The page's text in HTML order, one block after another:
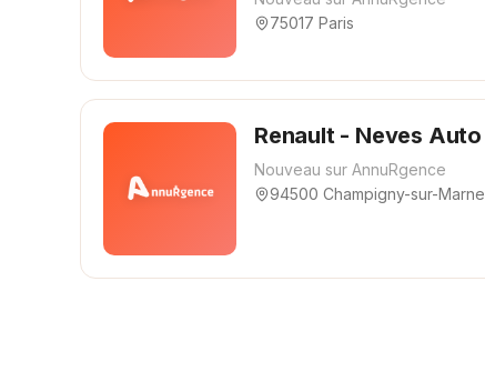
75017 Paris
Renault - Neves Auto
Nouveau sur AnnuRgence
94500 Champigny-sur-Marne